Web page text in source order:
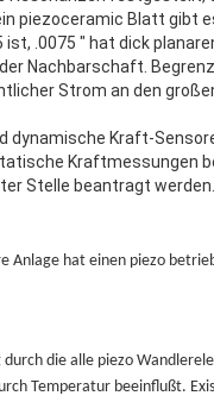
piezoceramic Blatt gibt
.0075 ″ hat dick
Nachbarschaft.
Strom an den
dynamische Kraft-
Kraftmessungen
Stelle beantragt werden.
Anlage hat einen piezo
die alle piezo
Temperatur beeinflußt.